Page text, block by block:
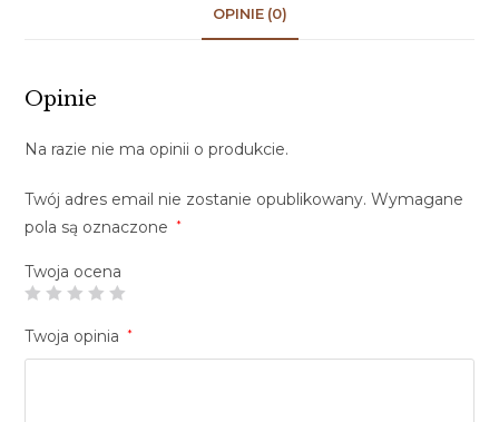
OPINIE (0)
Opinie
Na razie nie ma opinii o produkcie.
Twój adres email nie zostanie opublikowany. Wymagane
pola są oznaczone
*
Twoja ocena
Twoja opinia *